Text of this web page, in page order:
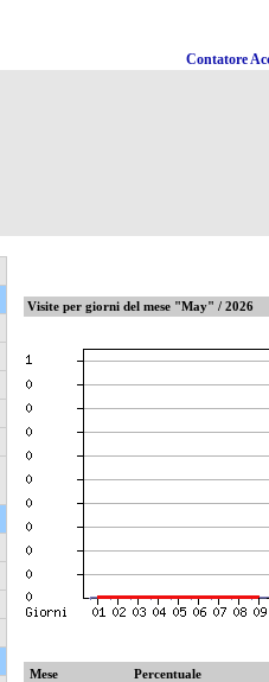
Contatore
Visite per giorni del mese "May" / 2026
Mese
Percentuale